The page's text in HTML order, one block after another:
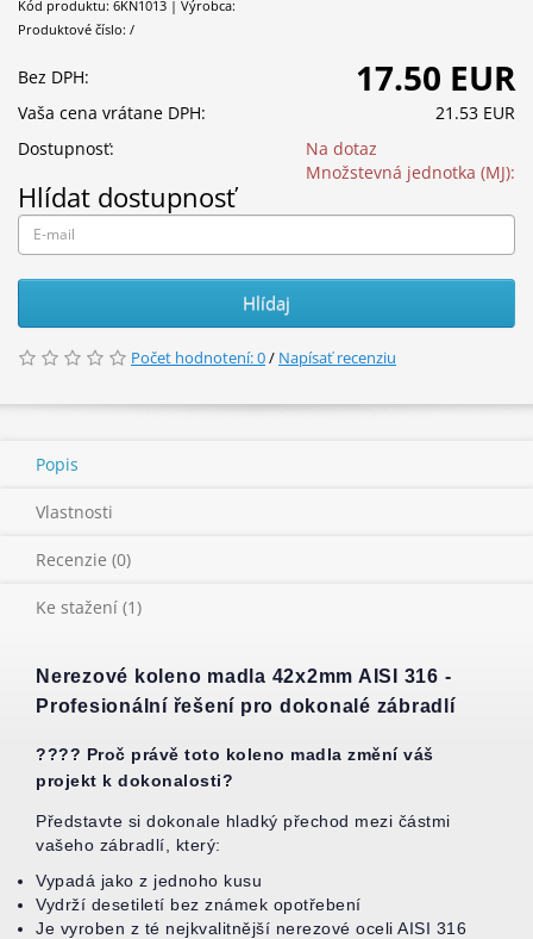
Kód produktu: 6KN1013 | Výrobca:
Produktové číslo: /
Bez DPH: 17.50 EUR
Vaša cena vrátane DPH:
21.53 EUR
Dostupnosť:
Na dotaz
Množstevná jednotka (MJ):
Hlídat dostupnosť
Hlídaj
Počet hodnotení: 0/ Napísať recenziu
Popis
Vlastnosti
Recenzie (0)
Ke stažení (1)
Nerezové koleno madla 42x2mm AISI 316 -
Profesionální řešení pro dokonalé zábradlí
???? Proč právě toto koleno madla změní váš
projekt k dokonalosti?
Představte si dokonale hladký přechod mezi částmi
vašeho zábradlí, který:
Vypadá jako z jednoho kusu
Vydrží desetiletí bez známek opotřebení
Je vyroben z té nejkvalitnější nerezové oceli AISI 316